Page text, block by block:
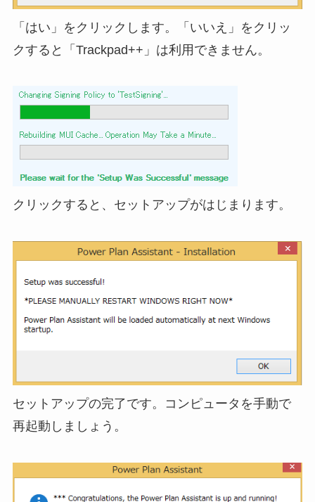
「はい」をクリックします。「いいえ」をクリッ
クすると「Trackpad++」は利用できません。
クリックすると、セットアップがはじまります。
セットアップの完了です。コンピュータを手動で
再起動しましょう。